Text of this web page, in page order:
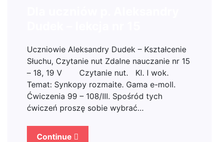
Uczniowie Aleksandry Dudek – Kształcenie
Słuchu, Czytanie nut Zdalne nauczanie nr 15
– 18, 19 V Czytanie nut. Kl. I wok.
Temat: Synkopy rozmaite. Gama e-moll.
Ćwiczenia 99 – 108/III. Spośród tych
ćwiczeń proszę sobie wybrać…
Continue